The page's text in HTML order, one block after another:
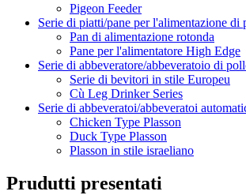
Pigeon Feeder
Serie di piatti/pane per l'alimentazione di
Pan di alimentazione rotonda
Pane per l'alimentatore High Edge
Serie di abbeveratore/abbeveratoio di
Serie di bevitori in stile Europeu
Cù Leg Drinker Series
Serie di abbeveratoi/abbeveratoi
Chicken Type Plasson
Duck Type Plasson
Plasson in stile israeliano
Prudutti presentati